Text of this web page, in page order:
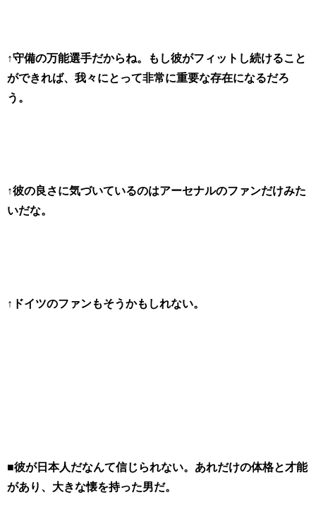
↑守備の万能選手だからね。もし彼がフィットし続けること
ができれば、我々にとって非常に重要な存在になるだろ
う。
↑彼の良さに気づいているのはアーセナルのファンだけみた
いだな。
↑ドイツのファンもそうかもしれない。
■彼が日本人だなんて信じられない。あれだけの体格と才能
があり、大きな懐を持った男だ。